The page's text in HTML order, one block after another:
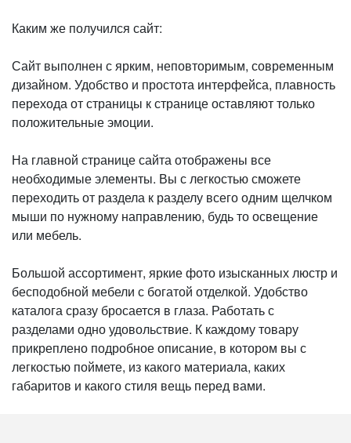
Каким же получился сайт:
Сайт выполнен с ярким, неповторимым, современным
дизайном. Удобство и простота интерфейса, плавность
перехода от страницы к странице оставляют только
положительные эмоции.
На главной странице сайта отображены все
необходимые элементы. Вы с легкостью сможете
переходить от раздела к разделу всего одним щелчком
мыши по нужному направлению, будь то освещение
или мебель.
Большой ассортимент, яркие фото изысканных люстр и
бесподобной мебели с богатой отделкой. Удобство
каталога сразу бросается в глаза. Работать с
разделами одно удовольствие. К каждому товару
прикреплено подробное описание, в котором вы с
легкостью поймете, из какого материала, каких
габаритов и какого стиля вещь перед вами.